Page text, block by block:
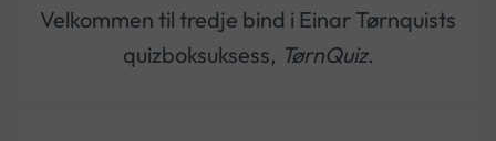
Velkommen til tredje bind i Einar Tørnquists
quizboksuksess, TørnQuiz.